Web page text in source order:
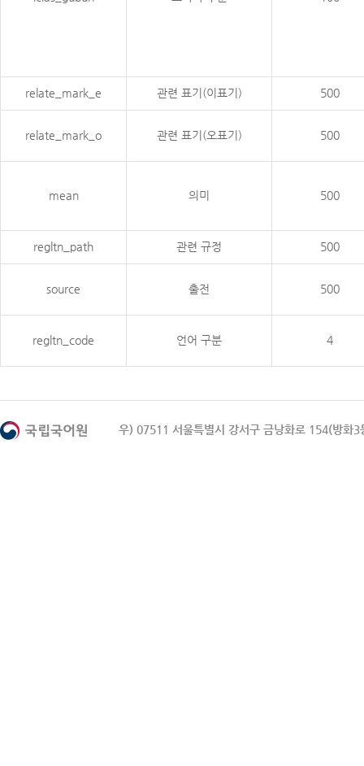
relate_mark_e 관련 표기(이표기) 500
relate_mark_o 관련 표기(오표기) 500
mean 의미 500
regltn_path 관련 규정 500
source 출전 500
regltn_code 언어 구분 4
우) 07511 서울특별시 강서구 금낭화로 154(방화3